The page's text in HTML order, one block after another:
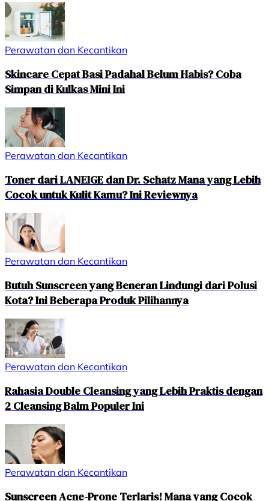
Perawatan dan Kecantikan
Skincare Cepat Basi Padahal Belum Habis? Coba
Simpan di Kulkas Mini Ini
Perawatan dan Kecantikan
Toner dari LANEIGE dan Dr. Schatz Mana yang Lebih
Cocok untuk Kulit Kamu? Ini Reviewnya
Perawatan dan Kecantikan
Butuh Sunscreen yang Beneran Lindungi dari Polusi
Kota? Ini Beberapa Produk Pilihannya
Perawatan dan Kecantikan
Rahasia Double Cleansing yang Lebih Praktis dengan
2 Cleansing Balm Populer Ini
Perawatan dan Kecantikan
Sunscreen Acne-Prone Terlaris! Mana yang Cocok